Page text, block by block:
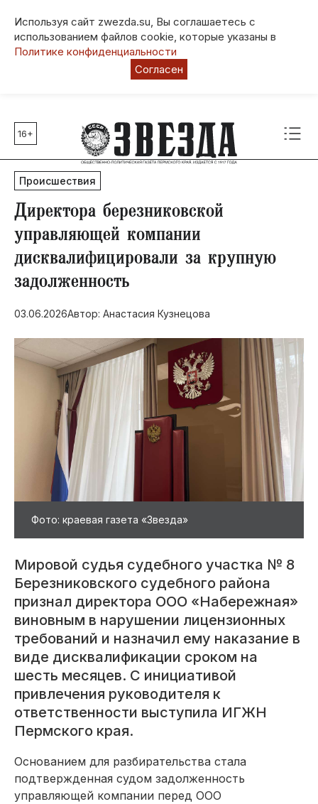
Используя сайт zwezda.su, Вы соглашаетесь с
использованием файлов cookie, которые указаны в
Политике конфиденциальности
Согласен
Главные темы
80 лет Победы
Молодежная столица РФ
СВО
Выборы в Пермском крае
Социальная поддержка
Инфраструктура
Благоустройство
16+
Происшествия
​Директора березниковской
управляющей компании
дисквалифицировали за крупную
задолженность
03.06.2026Автор: Анастасия Кузнецова
Фото: краевая газета «Звезда»
Мировой судья судебного участка № 8
Березниковского судебного района
признал директора ООО «Набережная»
виновным в нарушении лицензионных
требований и назначил ему наказание в
виде дисквалификации сроком на
шесть месяцев. С инициативой
привлечения руководителя к
ответственности выступила ИГЖН
Пермского края.
Основанием для разбирательства стала
подтвержденная судом задолженность
управляющей компании перед ООО